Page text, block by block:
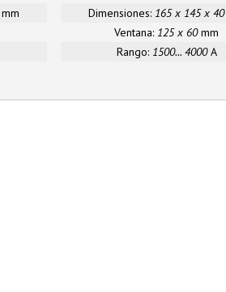
mm
Dimensiones: 165 x 145 x 40
Ventana: 125 x 60mm
Rango: 1500... 4000A